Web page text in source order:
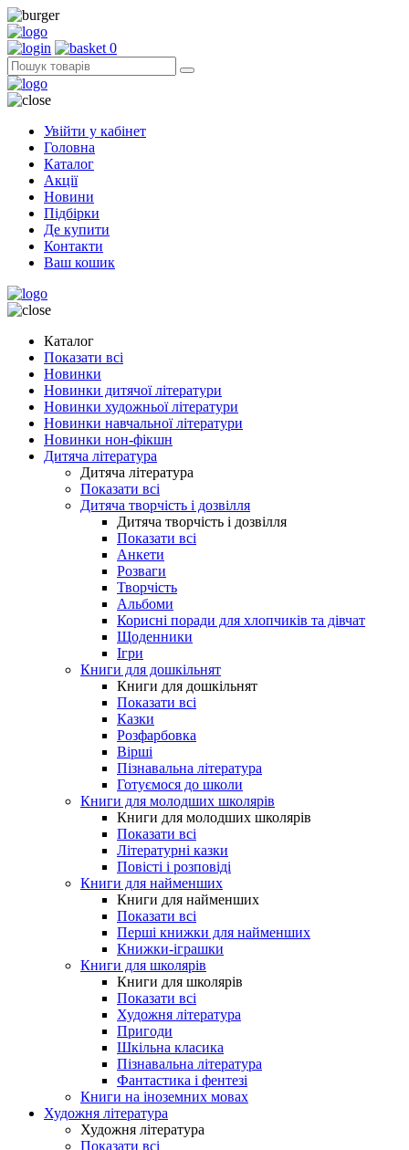
0
Увійти у кабінет
Головна
Каталог
Акції
Новини
Підбірки
Де купити
Контакти
Ваш кошик
Каталог
Показати всі
Новинки
Новинки дитячої літератури
Новинки художньої літератури
Новинки навчальної літератури
Новинки нон-фікшн
Дитяча література
Дитяча література
Показати всі
Дитяча творчість і дозвілля
Дитяча творчість і дозвілля
Показати всі
Анкети
Розваги
Творчість
Альбоми
Корисні поради для хлопчиків та дівчат
Щоденники
Ігри
Книги для дошкільнят
Книги для дошкільнят
Показати всі
Казки
Розфарбовка
Вірші
Пізнавальна література
Готуємося до школи
Книги для молодших школярів
Книги для молодших школярів
Показати всі
Літературні казки
Повісті і розповіді
Книги для найменших
Книги для найменших
Показати всі
Перші книжки для найменших
Книжки-іграшки
Книги для школярів
Книги для школярів
Показати всі
Художня література
Пригоди
Шкільна класика
Пізнавальна література
Фантастика і фентезі
Книги на іноземних мовах
Художня література
Художня література
Показати всі